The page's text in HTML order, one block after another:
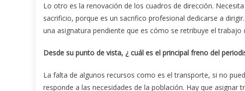
Lo otro es la renovación de los cuadros de dirección.
sacrificio, porque es un sacrifico profesional dedicarse a
una asignatura pendiente que es cómo se retribuye el trabajo
Desde su punto de vista, ¿ cuál es el principal freno del
La falta de algunos recursos como es el transporte, si no
responde a las necesidades de la población. Hay que